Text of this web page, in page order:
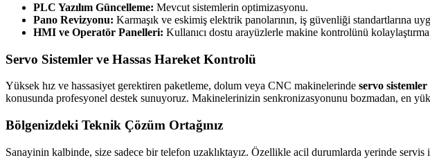
PLC Yazılım Güncelleme: Mevcut sistemlerin optimizasyonu.
Pano Revizyonu: Karmaşık ve eskimiş elektrik panolarının, iş güvenliği standartlarına
HMI ve Operatör Panelleri: Kullanıcı dostu arayüzlerle makine kontrolünü
Servo Sistemler ve Hassas Hareket Kontrolü
Yüksek hız ve hassasiyet gerektiren paketleme, dolum veya CNC makinelerinde servo sistemler
konusunda profesyonel destek sunuyoruz. Makinelerinizin senkronizasyonunu bozmadan, en
Bölgenizdeki Teknik Çözüm Ortağınız
Sanayinin kalbinde, size sadece bir telefon uzaklıktayız. Özellikle acil durumlarda yerinde servis